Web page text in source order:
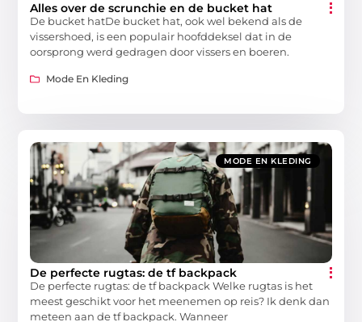
Alles over de scrunchie en de bucket hat
De bucket hatDe bucket hat, ook wel bekend als de
vissershoed, is een populair hoofddeksel dat in de
oorsprong werd gedragen door vissers en boeren.
Mode En Kleding
MODE EN KLEDING
De perfecte rugtas: de tf backpack
De perfecte rugtas: de tf backpack Welke rugtas is het
meest geschikt voor het meenemen op reis? Ik denk dan
meteen aan de tf backpack. Wanneer